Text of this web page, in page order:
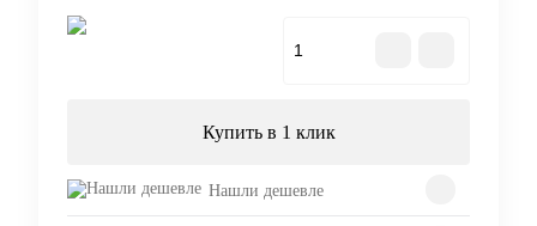
Купить в 1 клик
Нашли дешевле